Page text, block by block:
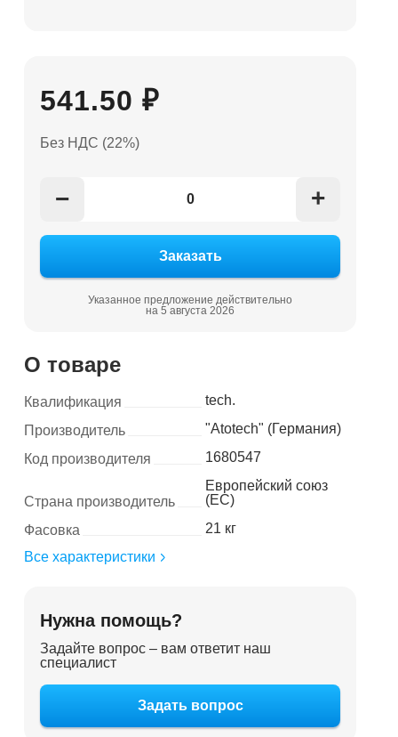
541.50 ₽
Без НДС (22%)
− +
Указанное предложение действительно
на 5 августа 2026
О товаре
Квалификация
tech.
Производитель
"Atotech" (Германия)
Код производителя
1680547
Страна производитель
Европейский союз
(ЕС)
Фасовка
21 кг
Все характеристики
Нужна помощь?
Задайте вопрос – вам ответит наш
специалист
Задать вопрос